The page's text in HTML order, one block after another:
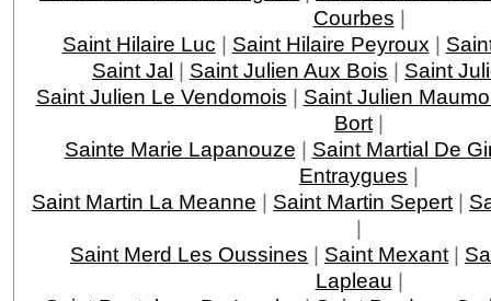
Courbes |
Saint Hilaire Luc | Saint Hilaire Peyroux |
Saint Jal | Saint Julien Aux Bois | Saint
Saint Julien Le Vendomois | Saint Julien
Bort |
Sainte Marie Lapanouze | Saint Martial De
Entraygues |
Saint Martin La Meanne | Saint Martin Sepert |
|
Saint Merd Les Oussines | Saint Mexant |
Lapleau |